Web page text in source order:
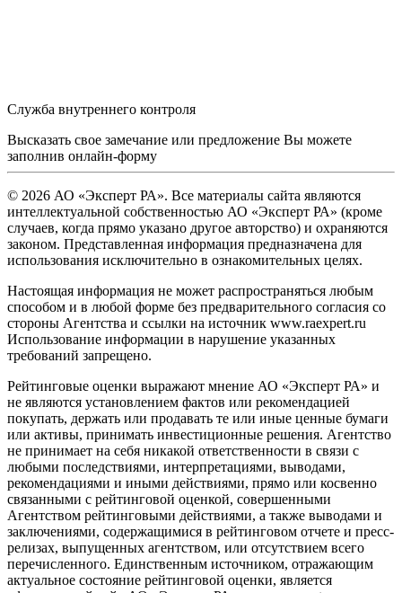
Служба внутреннего контроля
Высказать свое замечание или предложение Вы можете
заполнив онлайн-форму
© 2026 АО «Эксперт РА». Все материалы сайта являются
интеллектуальной собственностью АО «Эксперт РА» (кроме
случаев, когда прямо указано другое авторство) и охраняются
законом. Представленная информация предназначена для
использования исключительно в ознакомительных целях.
Настоящая информация не может распространяться любым
способом и в любой форме без предварительного согласия со
стороны Агентства и ссылки на источник www.raexpert.ru
Использование информации в нарушение указанных
требований запрещено.
Рейтинговые оценки выражают мнение АО «Эксперт РА» и
не являются установлением фактов или рекомендацией
покупать, держать или продавать те или иные ценные бумаги
или активы, принимать инвестиционные решения. Агентство
не принимает на себя никакой ответственности в связи с
любыми последствиями, интерпретациями, выводами,
рекомендациями и иными действиями, прямо или косвенно
связанными с рейтинговой оценкой, совершенными
Агентством рейтинговыми действиями, а также выводами и
заключениями, содержащимися в рейтинговом отчете и пресс-
релизах, выпущенных агентством, или отсутствием всего
перечисленного. Единственным источником, отражающим
актуальное состояние рейтинговой оценки, является